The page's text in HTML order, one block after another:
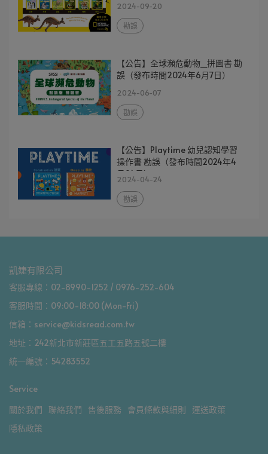
年9月20日)
2024-09-20
勘誤
【公告】全球瀕危動物_拼圖書 勘
誤（發布時間2024年6月7日）
2024-06-07
勘誤
【公告】Playtime 幼兒認知學習
操作書 勘誤（發布時間2024年4
月24日）
2024-04-24
勘誤
凱婕有限公司
客服專線：02-8990-1252 / 0976-252-604
客服時間：09:00-18:00 (Mon-Fri)
信箱：service@kidsread.com.tw
地址：242新北市新莊區五工五路五號二樓
統一編號：54283552
Service
關於我們 聯絡我們 售後服務 會員條款與細則
運送政策
隱私政策